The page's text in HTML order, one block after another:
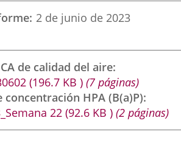
2 de junio de 2023
de calidad del aire
(196.7 KB )(7 páginas)
HPA (B(a)P)
22(92.6 KB )(2 páginas)